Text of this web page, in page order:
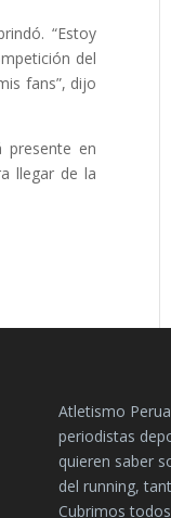
“Estoy
del
fans”, dijo
presente en
llegar de la
Atletismo
periodistas
quieren saber
del running,
Cubrimos